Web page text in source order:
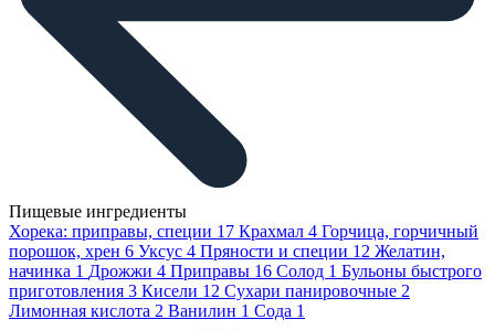
Пищевые ингредиенты
Хорека: приправы, специи 17 Крахмал 4 Горчица, горчичный
порошок, хрен 6 Уксус 4 Пряности и специи 12 Желатин,
начинка 1 Дрожжи 4 Приправы 16 Солод 1 Бульоны быстрого
приготовления 3 Кисели 12 Сухари панировочные 2
Лимонная кислота 2 Ванилин 1 Сода 1